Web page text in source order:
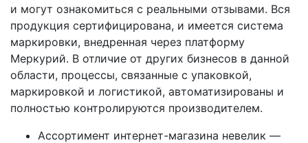
и могут ознакомиться с реальными отзывами. Вся
продукция сертифицирована, и имеется система
маркировки, внедренная через платформу
Меркурий. В отличие от других бизнесов в данной
области, процессы, связанные с упаковкой,
маркировкой и логистикой, автоматизированы и
полностью контролируются производителем.
Ассортимент интернет-магазина невелик —